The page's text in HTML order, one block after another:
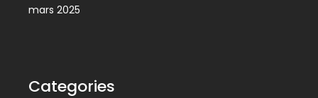
mars 2025
Categories